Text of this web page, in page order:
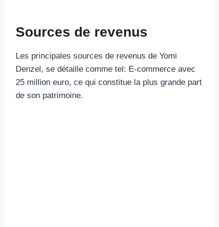
Sources de revenus
Les principales sources de revenus de Yomi
Denzel, se détaille comme tel: E-commerce avec
25 million euro, ce qui constitue la plus grande part
de son patrimoine.